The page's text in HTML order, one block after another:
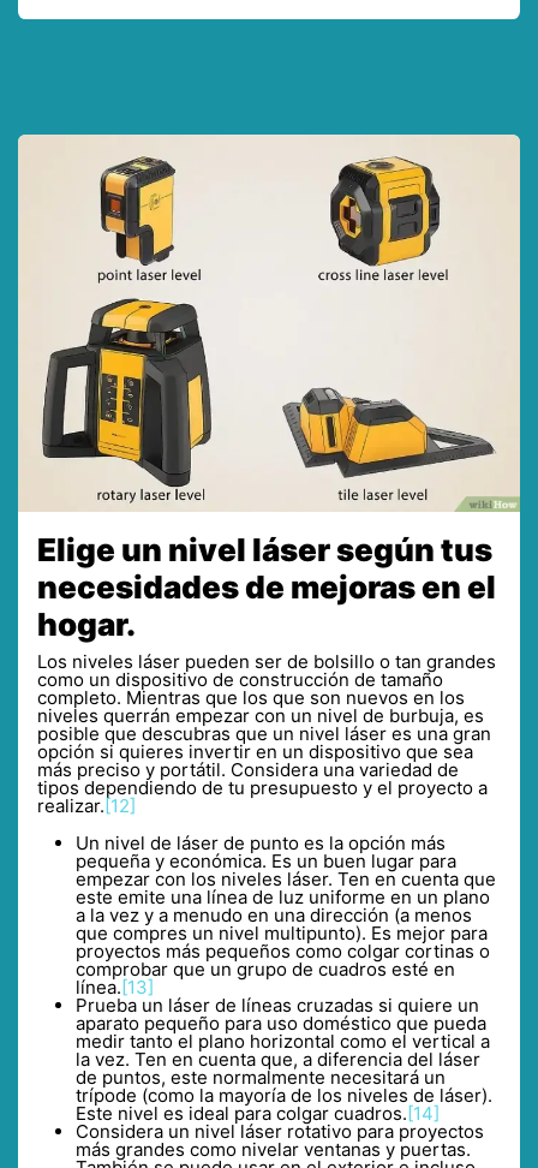
Elige un nivel láser según tus
necesidades de mejoras en el
hogar.
Los niveles láser pueden ser de bolsillo o tan grandes
como un dispositivo de construcción de tamaño
completo. Mientras que los que son nuevos en los
niveles querrán empezar con un nivel de burbuja, es
posible que descubras que un nivel láser es una gran
opción si quieres invertir en un dispositivo que sea
más preciso y portátil. Considera una variedad de
tipos dependiendo de tu presupuesto y el proyecto a
realizar.[12]
Un nivel de láser de punto es la opción más
pequeña y económica. Es un buen lugar para
empezar con los niveles láser. Ten en cuenta que
este emite una línea de luz uniforme en un plano
a la vez y a menudo en una dirección (a menos
que compres un nivel multipunto). Es mejor para
proyectos más pequeños como colgar cortinas o
comprobar que un grupo de cuadros esté en
línea.[13]
Prueba un láser de líneas cruzadas si quiere un
aparato pequeño para uso doméstico que pueda
medir tanto el plano horizontal como el vertical a
la vez. Ten en cuenta que, a diferencia del láser
de puntos, este normalmente necesitará un
trípode (como la mayoría de los niveles de láser).
Este nivel es ideal para colgar cuadros.[14]
Considera un nivel láser rotativo para proyectos
más grandes como nivelar ventanas y puertas.